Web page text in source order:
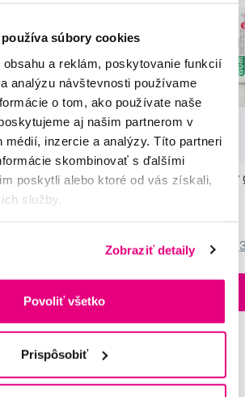
súbory cookies
obsahu a reklám, poskytovanie funkcií
analýzu návštevnosti používame
o tom, ako používate naše
aj našim partnerom v
médií, inzercie a analýzy. Títo partneri
skombinovať s ďalšími
poskytli alebo ktoré od vás získali,
služby.
Zobraziť detaily
Povoliť všetko
Prispôsobiť
(CHX 0,06
ml
Ihneď v3 prodejnách
GUM PAROEX
4,5
poradit?